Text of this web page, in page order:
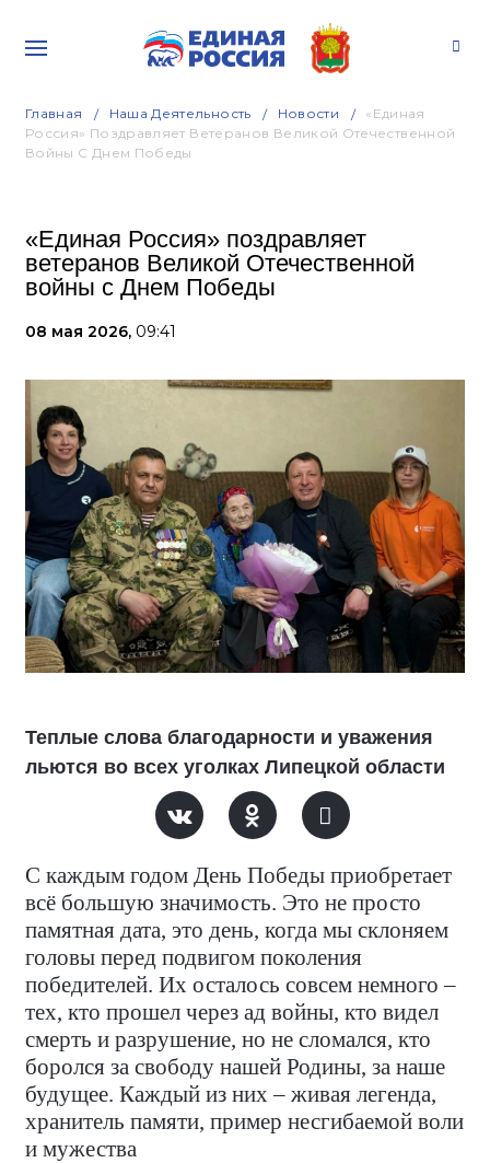
Главная Наша Деятельность Новости
«Единая
Россия» Поздравляет Ветеранов Великой Отечественной
Войны С Днем Победы
«Единая Россия» поздравляет
ветеранов Великой Отечественной
войны с Днем Победы
08 мая 2026, 09:41
Теплые слова благодарности и уважения
льются во всех уголках Липецкой области
С каждым годом День Победы приобретает
всё большую значимость. Это не просто
памятная дата, это день, когда мы склоняем
головы перед подвигом поколения
победителей. Их осталось совсем немного –
тех, кто прошел через ад войны, кто видел
смерть и разрушение, но не сломался, кто
боролся за свободу нашей Родины, за наше
будущее. Каждый из них – живая легенда,
хранитель памяти, пример несгибаемой воли
и мужества